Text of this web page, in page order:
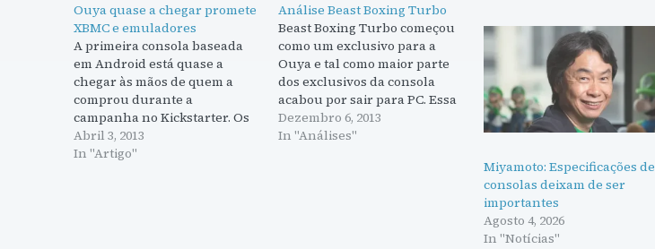
Ouya quase a chegar promete
XBMC e emuladores
A primeira consola baseada
em Android está quase a
chegar às mãos de quem a
comprou durante a
campanha no Kickstarter. Os
restantes terão de esperar até
junho para a poderem
Abril 3, 2013
In "Artigo"
Análise Beast Boxing Turbo
Beast Boxing Turbo começou
como um exclusivo para a
Ouya e tal como maior parte
dos exclusivos da consola
acabou por sair para PC. Essa
é uma das razões para o
falhanço da consola mas
Dezembro 6, 2013
In "Análises"
Miyamoto: Especificações de
consolas deixam de ser
importantes
Agosto 4, 2026
In "Notícias"